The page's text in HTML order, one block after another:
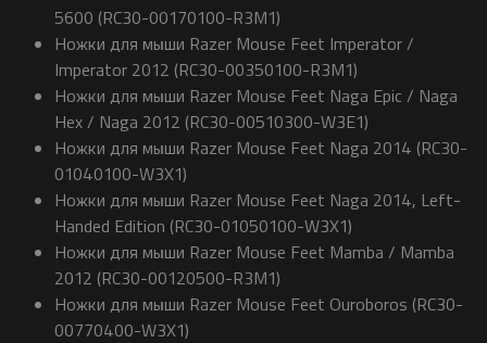
5600 (RC30-00170100-R3M1)
Ножки для мыши Razer Mouse Feet Imperator /
Imperator 2012 (RC30-00350100-R3M1)
Ножки для мыши Razer Mouse Feet Naga Epic / Naga
Hex / Naga 2012 (RC30-00510300-W3E1)
Ножки для мыши Razer Mouse Feet Naga 2014 (RC30-
01040100-W3X1)
Ножки для мыши Razer Mouse Feet Naga 2014, Left-
Handed Edition (RC30-01050100-W3X1)
Ножки для мыши Razer Mouse Feet Mamba / Mamba
2012 (RC30-00120500-R3M1)
Ножки для мыши Razer Mouse Feet Ouroboros (RC30-
00770400-W3X1)